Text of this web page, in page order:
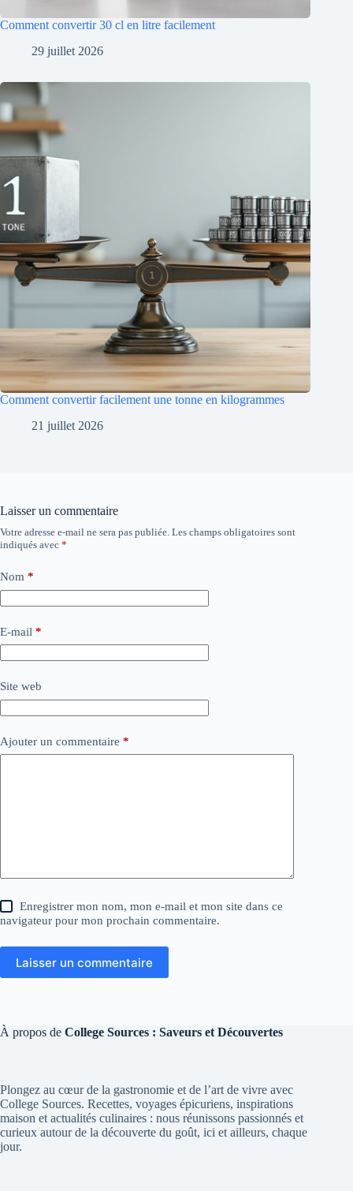
Comment convertir 30 cl en litre facilement
29 juillet 2026
Comment convertir facilement une tonne en kilogrammes
21 juillet 2026
Laisser un commentaire
Votre adresse e-mail ne sera pas publiée. Les champs obligatoires sont
indiqués avec *
Nom *
E-mail *
Site web
Ajouter un commentaire *
Enregistrer mon nom, mon e-mail et mon site dans ce
navigateur pour mon prochain commentaire.
Laisser un commentaire
À propos de College Sources : Saveurs et Découvertes
Plongez au cœur de la gastronomie et de l’art de vivre avec
College Sources. Recettes, voyages épicuriens, inspirations
maison et actualités culinaires : nous réunissons passionnés et
curieux autour de la découverte du goût, ici et ailleurs, chaque
jour.